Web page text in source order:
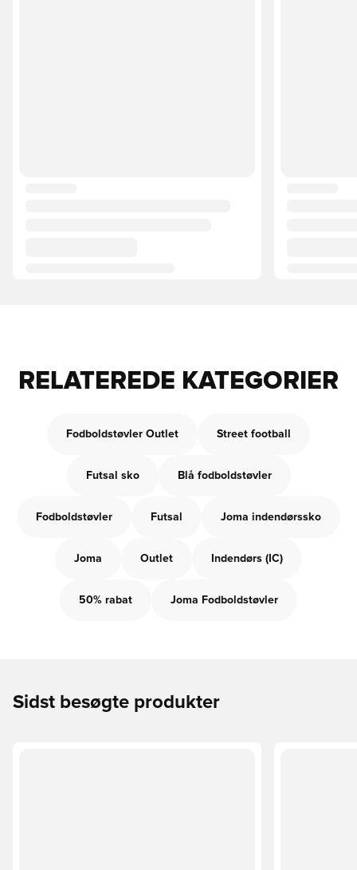
RELATEREDE KATEGORIER
Fodboldstøvler Outlet Street football
Futsal sko Blå fodboldstøvler
Fodboldstøvler Futsal Joma indendørssko
Joma Outlet Indendørs (IC)
50% rabat Joma Fodboldstøvler
Sidst besøgte produkter